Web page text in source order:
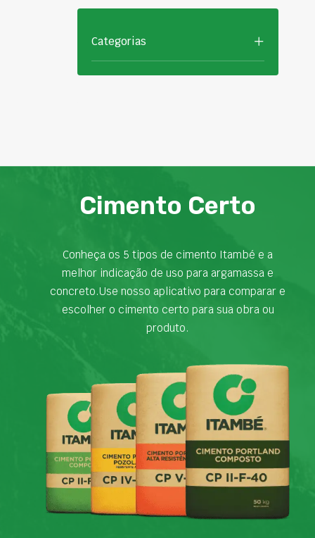
Categorias
Cimento Certo
Conheça os 5 tipos de cimento Itambé e a
melhor indicação de uso para argamassa e
concreto.Use nosso aplicativo para comparar e
escolher o cimento certo para sua obra ou
produto.